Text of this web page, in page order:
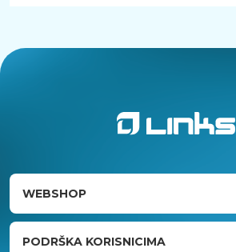
WEBSHOP
PODRŠKA KORISNICIMA